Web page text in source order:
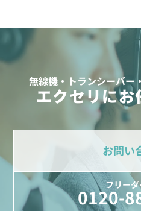
無線機・トランシーバー
エクセリにお
お問い
フリー
0120-